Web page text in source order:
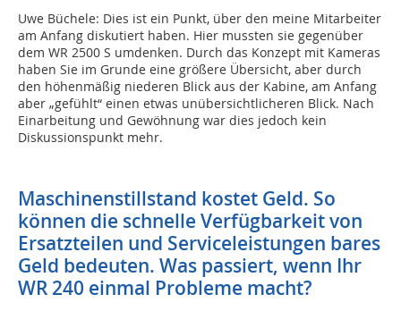
Uwe Büchele: Dies ist ein Punkt, über den meine Mitarbeiter
am Anfang diskutiert haben. Hier mussten sie gegenüber
dem WR 2500 S umdenken. Durch das Konzept mit Kameras
haben Sie im Grunde eine größere Übersicht, aber durch
den höhenmäßig niederen Blick aus der Kabine, am Anfang
aber „gefühlt“ einen etwas unübersichtlicheren Blick. Nach
Einarbeitung und Gewöhnung war dies jedoch kein
Diskussionspunkt mehr.
Maschinenstillstand kostet Geld. So
können die schnelle Verfügbarkeit von
Ersatzteilen und Serviceleistungen bares
Geld bedeuten. Was passiert, wenn Ihr
WR 240 einmal Probleme macht?